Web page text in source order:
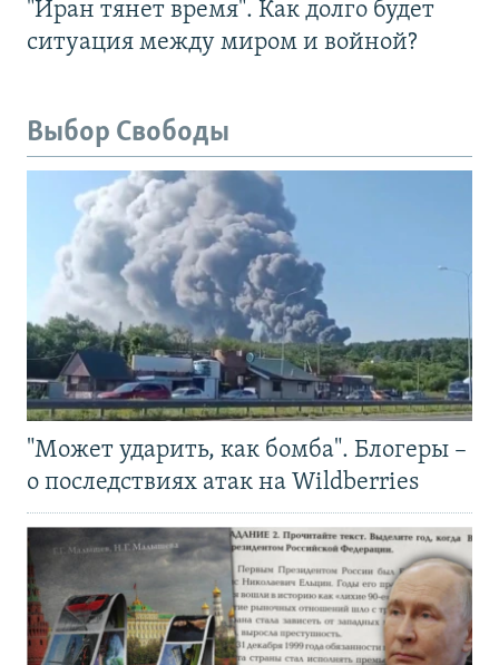
"Иран тянет время". Как долго будет
ситуация между миром и войной?
Выбор Свободы
"Может ударить, как бомба". Блогеры –
о последствиях атак на Wildberries